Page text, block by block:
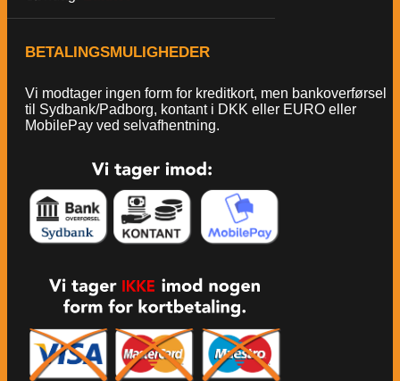
BETALINGSMULIGHEDER
Vi modtager ingen form for kreditkort, men bankoverførsel
til Sydbank/Padborg, kontant i DKK eller EURO eller
MobilePay ved selvafhentning.